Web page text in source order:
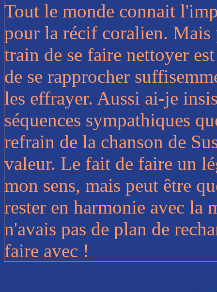
Tout le monde connait
pour la récif coralien.
train de se faire nettoyer
de se rapprocher
les effrayer. Aussi ai-je
séquences sympathiques
refrain de la chanson de
valeur. Le fait de faire un
mon sens, mais peut être
rester en harmonie avec la
n'avais pas de plan de
faire avec !